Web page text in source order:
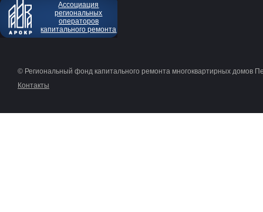
Ассоциация
региональных
операторов
капитального ремонта
© Региональный фонд капитального ремонта многоквартирных домов
Контакты